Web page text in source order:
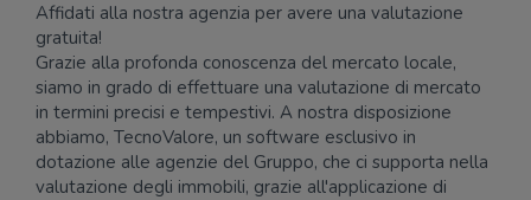
Affidati alla nostra agenzia per avere una valutazione
gratuita!
Grazie alla profonda conoscenza del mercato locale,
siamo in grado di effettuare una valutazione di mercato
in termini precisi e tempestivi. A nostra disposizione
abbiamo, TecnoValore, un software esclusivo in
dotazione alle agenzie del Gruppo, che ci supporta nella
valutazione degli immobili, grazie all'applicazione di